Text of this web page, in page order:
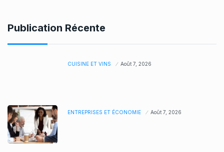
Publication Récente
CUISINE ET VINS Août 7, 2026
ENTREPRISES ET ÉCONOMIE Août 7, 2026